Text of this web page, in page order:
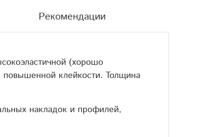
Рекомендации
(хорошо
повышенной клейкости. Толщина
накладок и профилей,